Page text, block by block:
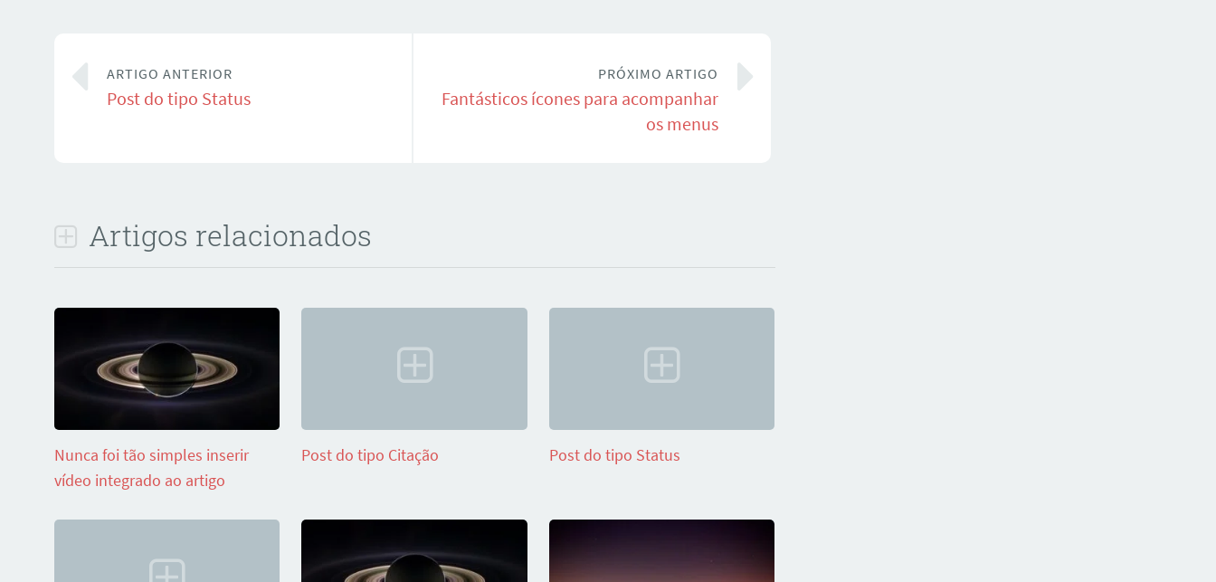
ARTIGO ANTERIOR
Post do tipo Status
PRÓXIMO ARTIGO
Fantásticos ícones para acompanhar
os menus
Artigos relacionados
Nunca foi tão simples inserir
vídeo integrado ao artigo
Post do tipo Citação Post do tipo Status